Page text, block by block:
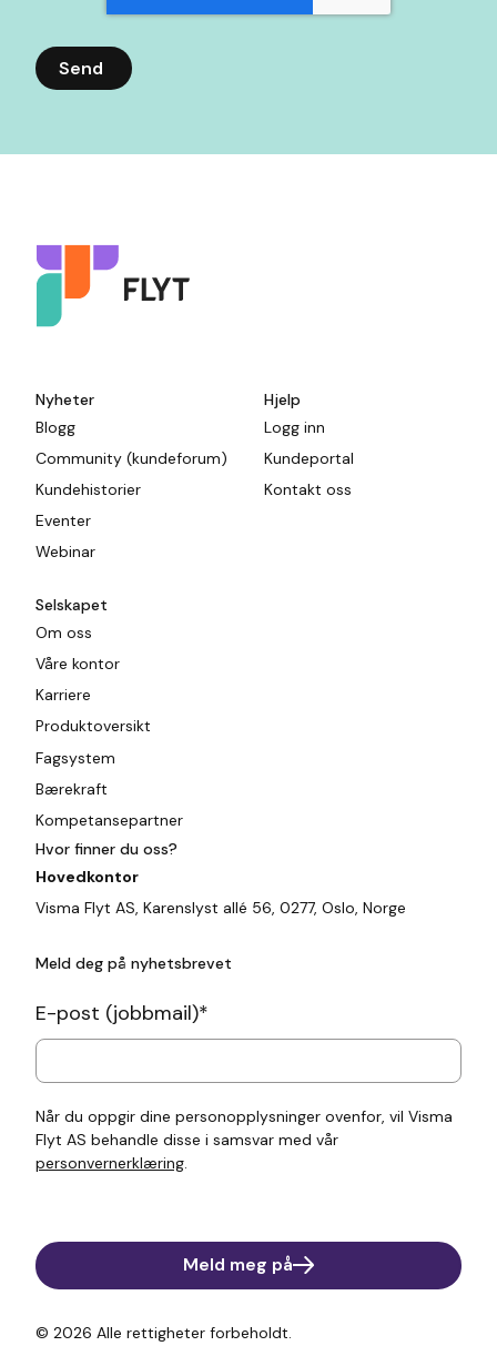
Meld deg på nyhetsbrevet
E-post (jobbmail)*
Når du oppgir dine personopplysninger ovenfor, vil Visma
Flyt AS behandle disse i samsvar med vår
personvernerklæring.
Meld meg på
Nyheter
Blogg
Community (kundeforum)
Kundehistorier
Eventer
Webinar
Hjelp
Logg inn
Kundeportal
Kontakt oss
Selskapet
Om oss
Våre kontor
Karriere
Produktoversikt
Fagsystem
Bærekraft
Kompetansepartner
Hvor finner du oss?
Hovedkontor
Visma Flyt AS, Karenslyst allé 56, 0277, Oslo, Norge
© 2026 Alle rettigheter forbeholdt.